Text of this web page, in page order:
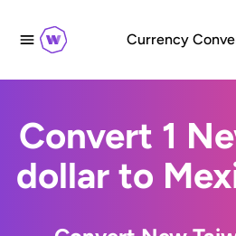
Currency
Convert 1
dollar to